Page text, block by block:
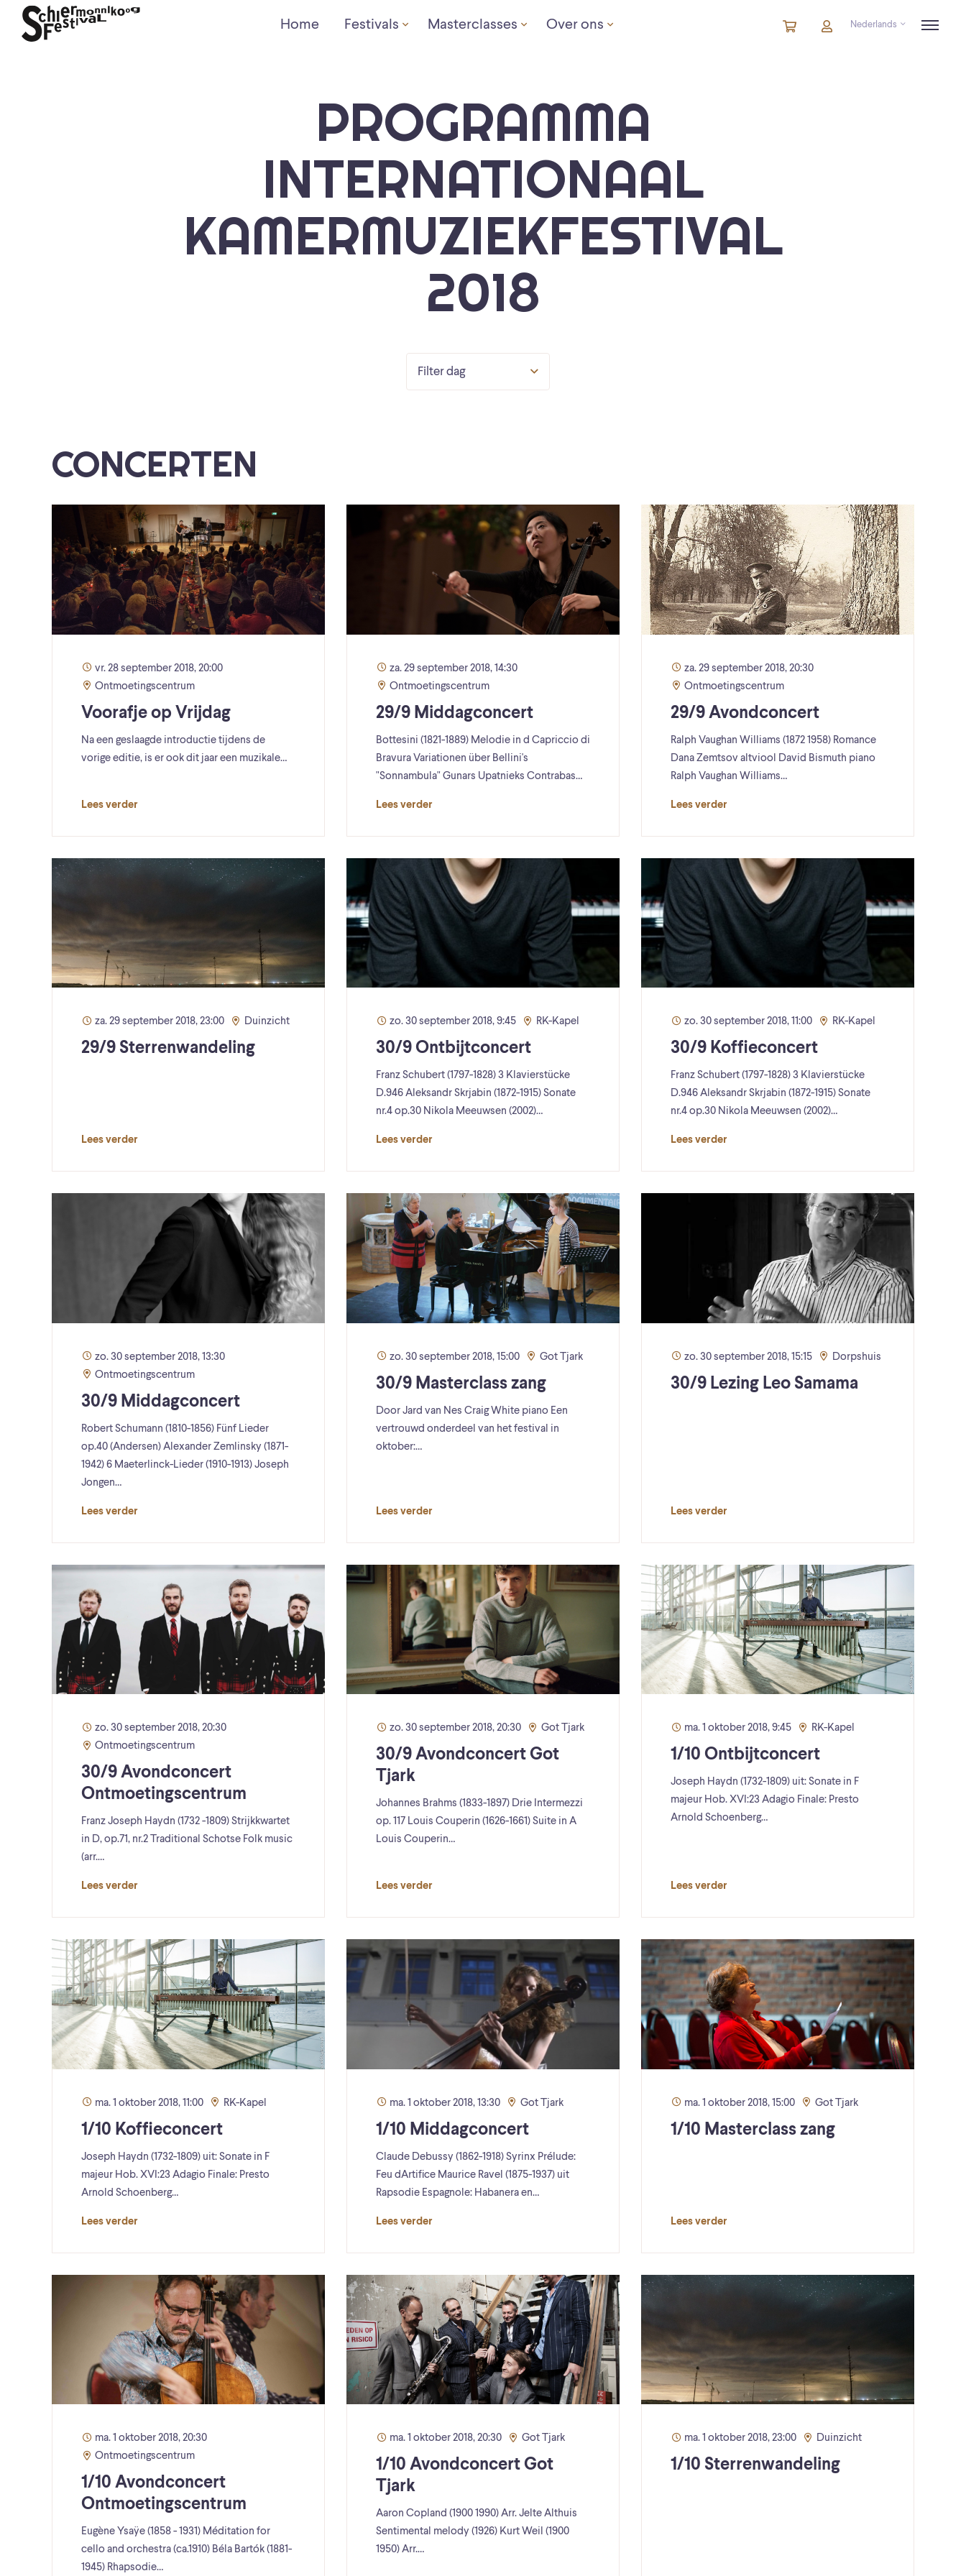
Home Festivals Masterclasses Over ons Winkelmandje
artikelenAccountNederlands
PROGRAMMA
INTERNATIONAAL
KAMERMUZIEKFESTIVAL
2018
Filter dag
CONCERTEN
vr. 28 september 2018, 20:00
Ontmoetingscentrum
Voorafje op Vrijdag
Na een geslaagde introductie tijdens de
vorige editie, is er ook dit jaar een muzikale…
Lees verder
za. 29 september 2018, 14:30
Ontmoetingscentrum
29/9 Middagconcert
Bottesini (1821-1889) Melodie in d Capriccio di
Bravura Variationen über Bellini's
"Sonnambula" Gunars Upatnieks Contrabas…
Lees verder
za. 29 september 2018, 20:30
Ontmoetingscentrum
29/9 Avondconcert
Ralph Vaughan Williams (1872 1958) Romance
Dana Zemtsov altviool David Bismuth piano
Ralph Vaughan Williams…
Lees verder
za. 29 september 2018, 23:00 Duinzicht
29/9 Sterrenwandeling
Lees verder
zo. 30 september 2018, 9:45 RK-Kapel
30/9 Ontbijtconcert
Franz Schubert (1797-1828) 3 Klavierstücke
D.946 Aleksandr Skrjabin (1872-1915) Sonate
nr.4 op.30 Nikola Meeuwsen (2002)…
Lees verder
zo. 30 september 2018, 11:00 RK-Kapel
30/9 Koffieconcert
Franz Schubert (1797-1828) 3 Klavierstücke
D.946 Aleksandr Skrjabin (1872-1915) Sonate
nr.4 op.30 Nikola Meeuwsen (2002)…
Lees verder
zo. 30 september 2018, 13:30
Ontmoetingscentrum
30/9 Middagconcert
Robert Schumann (1810-1856) Fünf Lieder
op.40 (Andersen) Alexander Zemlinsky (1871-
1942) 6 Maeterlinck-Lieder (1910-1913) Joseph
Jongen…
Lees verder
zo. 30 september 2018, 15:00 Got Tjark
30/9 Masterclass zang
Door Jard van Nes Craig White piano Een
vertrouwd onderdeel van het festival in
oktober:…
Lees verder
zo. 30 september 2018, 15:15 Dorpshuis
30/9 Lezing Leo Samama
Lees verder
zo. 30 september 2018, 20:30
Ontmoetingscentrum
30/9 Avondconcert
Ontmoetingscentrum
Franz Joseph Haydn (1732 -1809) Strijkkwartet
in D, op.71, nr.2 Traditional Schotse Folk music
(arr.…
Lees verder
zo. 30 september 2018, 20:30 Got Tjark
30/9 Avondconcert Got
Tjark
Johannes Brahms (1833-1897) Drie Intermezzi
op. 117 Louis Couperin (1626-1661) Suite in A
Louis Couperin…
Lees verder
ma. 1 oktober 2018, 9:45 RK-Kapel
1/10 Ontbijtconcert
Joseph Haydn (1732-1809) uit: Sonate in F
majeur Hob. XVI:23 Adagio Finale: Presto
Arnold Schoenberg…
Lees verder
ma. 1 oktober 2018, 11:00 RK-Kapel
1/10 Koffieconcert
Joseph Haydn (1732-1809) uit: Sonate in F
majeur Hob. XVI:23 Adagio Finale: Presto
Arnold Schoenberg…
Lees verder
ma. 1 oktober 2018, 13:30 Got Tjark
1/10 Middagconcert
Claude Debussy (1862-1918) Syrinx Prélude:
Feu dArtifice Maurice Ravel (1875-1937) uit
Rapsodie Espagnole: Habanera en…
Lees verder
ma. 1 oktober 2018, 15:00 Got Tjark
1/10 Masterclass zang
Lees verder
ma. 1 oktober 2018, 20:30
Ontmoetingscentrum
1/10 Avondconcert
Ontmoetingscentrum
Eugène Ysaÿe (1858 - 1931) Méditation for
cello and orchestra (ca.1910) Béla Bartók (1881-
1945) Rhapsodie…
ma. 1 oktober 2018, 20:30 Got Tjark
1/10 Avondconcert Got
Tjark
Aaron Copland (1900 1990) Arr. Jelte Althuis
Sentimental melody (1926) Kurt Weil (1900
1950) Arr.…
ma. 1 oktober 2018, 23:00 Duinzicht
1/10 Sterrenwandeling